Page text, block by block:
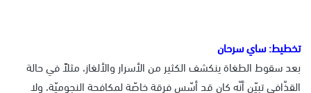
تخطيط: ساي سرحان
بعد سقوط الطغاة ينكشف الكثير من الأسرار والألغاز، مثلاً في حالة
القذّافي تبيّن أنّه كان قد أسّس فرقة خاصّة لمكافحة النجوميّة، ولا